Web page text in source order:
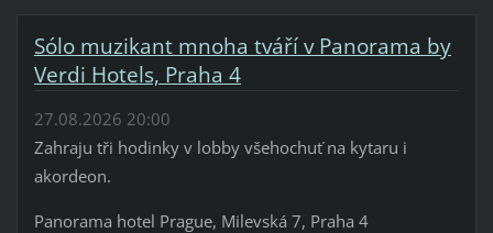
Sólo muzikant mnoha tváří v Panorama by
Verdi Hotels, Praha 4
27.08.2026 20:00
Zahraju tři hodinky v lobby všehochuť na kytaru i
akordeon.
Panorama hotel Prague, Milevská 7, Praha 4